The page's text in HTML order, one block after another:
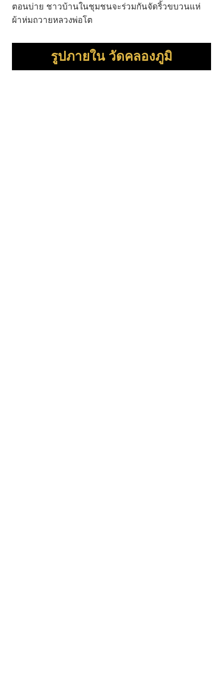
ตอนบ่าย ชาวบ้านในชุมชนจะร่วมกันจัดริ้วขบวนแห่
ผ้าห่มถวายหลวงพ่อโต
รูปภายใน วัดคลองภูมิ